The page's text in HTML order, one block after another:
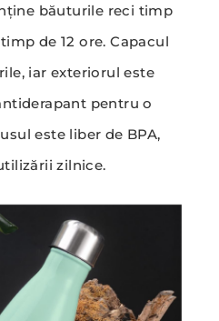
băuturile reci timp
de 12 ore. Capacul
iar exteriorul este
pentru o
este liber de BPA,
zilnice.